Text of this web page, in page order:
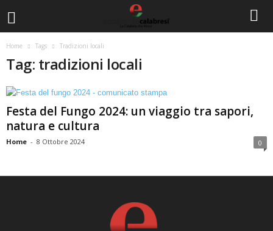
Home Tags Tradizioni locali
Tag: tradizioni locali
Festa del Fungo 2024: un viaggio tra sapori,
natura e cultura
Home - 8 Ottobre 2024 0